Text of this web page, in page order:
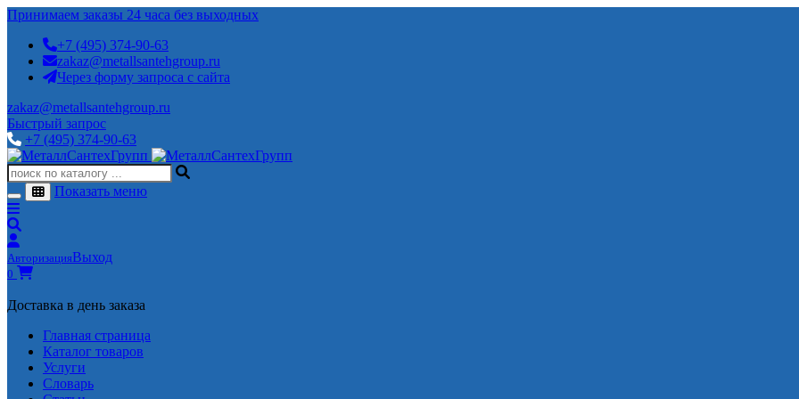
Принимаем заказы 24 часа без выходных
+7 (495) 374-90-63
zakaz@metallsantehgroup.ru
Через форму запроса с сайта
zakaz@metallsantehgroup.ru
Быстрый запрос
+7 (495) 374-90-63
Показать меню
АвторизацияВыход
0
Доставка в день заказа
Главная страница
Каталог товаров
Услуги
Словарь